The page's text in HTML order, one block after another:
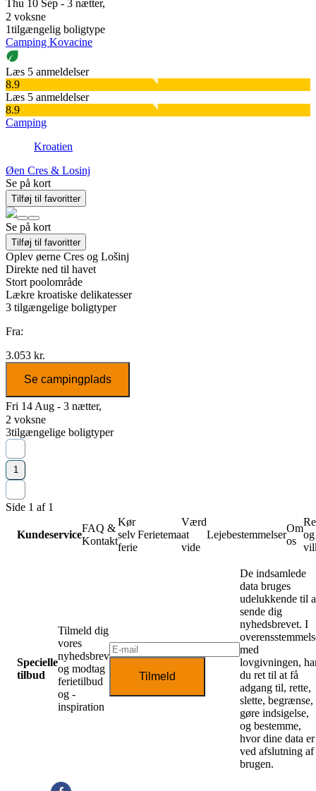
Thu 10 Sep - 3 nætter,
2 voksne
1tilgængelig boligtype
Camping Kovacine
Læs 5 anmeldelser
8.9
Læs 5 anmeldelser
8.9
Camping
Kroatien
Øen Cres & Losinj
Se på kort
Tilføj til favoritter
Se på kort
Tilføj til favoritter
Oplev øerne Cres og Lošinj
Direkte ned til havet
Stort poolområde
Lækre kroatiske delikatesser
3 tilgængelige boligtyper
Fra:
3.053 kr.
Se campingplads
Fri 14 Aug - 3 nætter,
2 voksne
3tilgængelige boligtyper
1
Side 1 af 1
Kundeservice
FAQ &
Kontakt
Kør
selv
ferie
Ferietema
Værd
at
vide
Lejebestemmelser
Om
os
og
Specielle
tilbud
Tilmeld dig
vores
nyhedsbrev
og modtag
ferietilbud
og -
inspiration
Tilmeld
De indsamlede
data bruges
udelukkende til
sende dig
nyhedsbrevet. I
med
lovgivningen,
du ret til at få
adgang til, rette,
slette, begrænse,
gøre indsigelse,
og bestemme,
hvor dine data er
ved afslutning af
brugen.